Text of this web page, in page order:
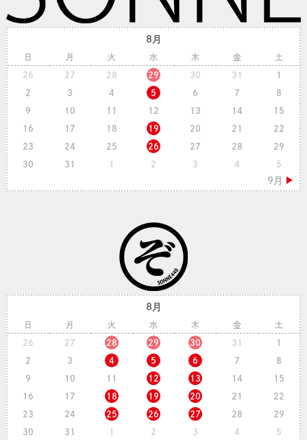
8月
日 月 火 水 木 金 土
26 27 28 29 30 31 1
2 3 4 5 6 7 8
9 10 11 12 13 14 15
16 17 18 19 20 21 22
23 24 25 26 27 28 29
30 31 1 2 3 4 5
8月
日 月 火 水 木 金 土
26 27 28 29 30 31 1
2 3 4 5 6 7 8
9 10 11 12 13 14 15
16 17 18 19 20 21 22
23 24 25 26 27 28 29
30 31 1 2 3 4 5